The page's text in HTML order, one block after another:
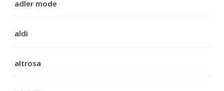
adler mode
aldi
altrosa